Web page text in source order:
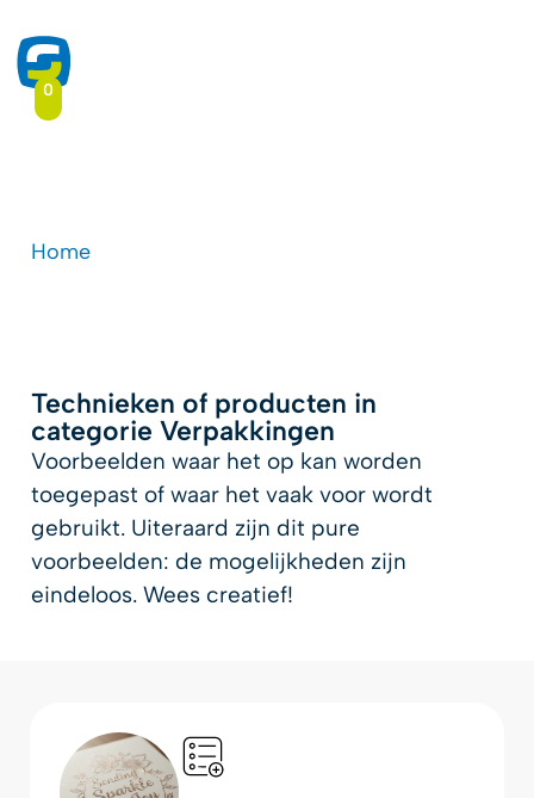
0
Home-
Technieken of producten in
categorie Verpakkingen
Voorbeelden waar het op kan worden
toegepast of waar het vaak voor wordt
gebruikt. Uiteraard zijn dit pure
voorbeelden: de mogelijkheden zijn
eindeloos. Wees creatief!